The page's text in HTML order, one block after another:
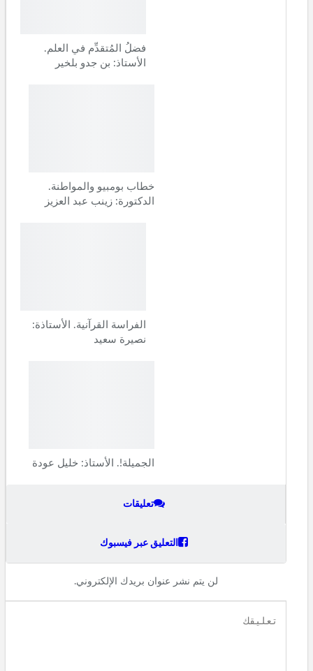
فضلُ المُتقدِّم في العلم.
الأستاذ: بن جدو بلخير
خطاب بومبيو والمواطنة.
الدكتورة: زينب عبد العزيز
الفراسة القرآنية. الأستاذة:
نصيرة سعيد
الجميلة!. الأستاذ: خليل عودة
تعليقات
التعليق عبر فيسبوك
لن يتم نشر عنوان بريدك الإلكتروني.